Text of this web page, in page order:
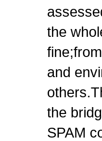
the
and
the
SPAM